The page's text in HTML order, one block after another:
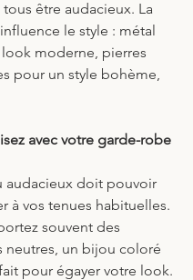
être audacieux. La
le style : métal
moderne, pierres
pour un style bohème,
avec votre garde-robe
audacieux doit pouvoir
à vos tenues habituelles.
souvent des
neutres, un bijou coloré
pour égayer votre look.